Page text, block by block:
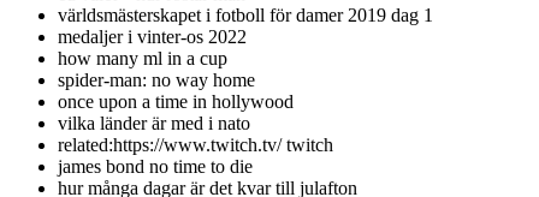
världsmästerskapet i fotboll för damer 2019 dag 1
medaljer i vinter-os 2022
how many ml in a cup
spider-man: no way home
once upon a time in hollywood
vilka länder är med i nato
related:https://www.twitch.tv/ twitch
james bond no time to die
hur många dagar är det kvar till julafton